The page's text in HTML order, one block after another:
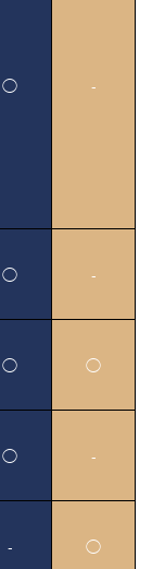
◯ -
◯ -
◯ ◯
◯ -
- ◯